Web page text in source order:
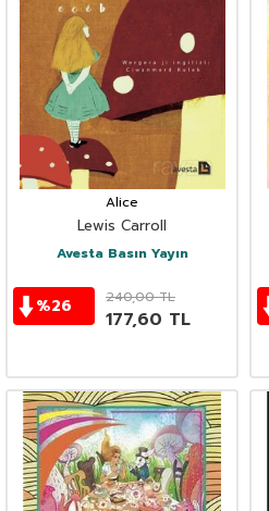
Alice
Lewis Carroll
Avesta Basın Yayın
%26 240,00TL
177,60 TL